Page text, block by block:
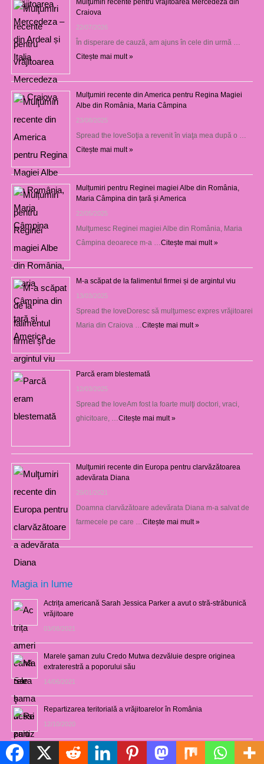
Mulţumiri recente pentru vrăjitoarea Mercedeza din
Craiova
22/07/2026
În disperare de cauză, am ajuns în cele din urmă …
Citește mai mult »
Mulţumiri recente din America pentru Regina Magiei
Albe din România, Maria Câmpina
23/08/2025
Spread the loveSoţia a revenit în viaţa mea după o …
Citește mai mult »
Mulțumiri pentru Reginei magiei Albe din România,
Maria Câmpina din țară și America
22/05/2025
Mulţumesc Reginei magiei Albe din România, Maria
Câmpina deoarece m-a …Citește mai mult »
M-a scăpat de la falimentul firmei și de argintul viu
13/03/2025
Spread the loveDoresc să mulţumesc expres vrăjitoarei
Maria din Craiova …Citește mai mult »
Parcă eram blestemată
12/03/2025
Spread the loveAm fost la foarte mulţi doctori, vraci,
ghicitoare, …Citește mai mult »
Mulţumiri recente din Europa pentru clarvăzătoarea
adevărata Diana
29/01/2021
Doamna clarvăzătoare adevărata Diana m-a salvat de
farmecele pe care …Citește mai mult »
Magia in lume
Actrița americană Sarah Jessica Parker a avut o stră-străbunică
vrăjitoare
03/08/2021
Marele şaman zulu Credo Mutwa dezvăluie despre originea
extraterestră a poporului său
14/06/2021
Repartizarea teritorială a vrăjitoarelor în România
12/10/2020
Ecoturismul se va baza pe vrăjitoriePolitică de cookie-uri